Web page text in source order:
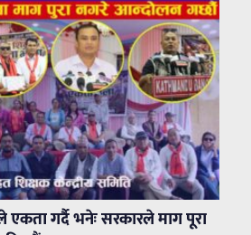
गर्दै भनेः सरकारले माग पूरा